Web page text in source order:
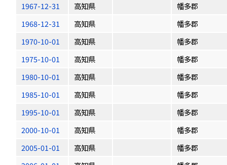
1967-12-31
高知県
幡多郡
1968-12-31
高知県
幡多郡
1970-10-01
高知県
幡多郡
1975-10-01
高知県
幡多郡
1980-10-01
高知県
幡多郡
1985-10-01
高知県
幡多郡
1995-10-01
高知県
幡多郡
2000-10-01
高知県
幡多郡
2005-01-01
高知県
幡多郡